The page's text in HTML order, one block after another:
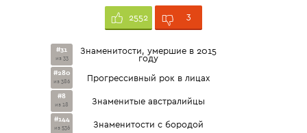
2552 3
#31
из 33
Знаменитости, умершие в 2015
году
#280
из 386 Прогрессивный рок в лицах
#8
из 18 Знаменитые австралийцы
#144
из 536 Знаменитости с бородой